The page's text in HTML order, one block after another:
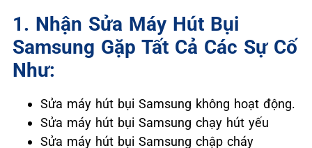
1. Nhận Sửa Máy Hút Bụi
Samsung Gặp Tất Cả Các Sự Cố
Như:
Sửa máy hút bụi Samsung không hoạt động.
Sửa máy hút bụi Samsung chạy hút yếu
Sửa máy hút bụi Samsung chập cháy